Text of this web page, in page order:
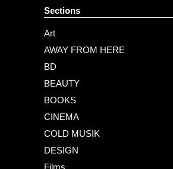
Sections
Art
AWAY FROM HERE
BD
BEAUTY
BOOKS
CINEMA
COLD MUSIK
DESIGN